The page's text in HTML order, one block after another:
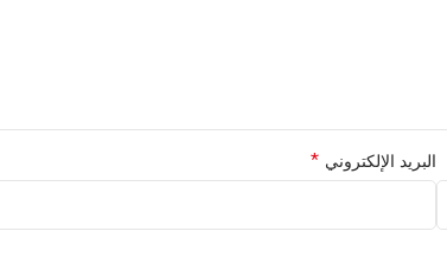
البريد الإلكتروني *